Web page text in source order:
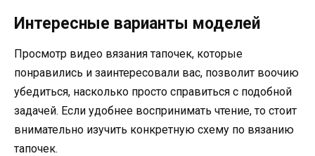
Интересные варианты моделей
Просмотр видео вязания тапочек, которые
понравились и заинтересовали вас, позволит воочию
убедиться, насколько просто справиться с подобной
задачей. Если удобнее воспринимать чтение, то стоит
внимательно изучить конкретную схему по вязанию
тапочек.